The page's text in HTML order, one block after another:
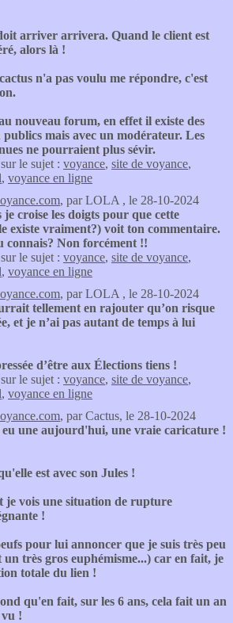
arriver arrivera. Quand le client est
alors là !
n'a pas voulu me répondre, c'est
nouveau forum, en effet il existe des
mais avec un modérateur. Les
ne pourraient plus sévir.
le sujet : voyance, site de voyance,
, voyance en ligne
, par LOLA , le 28-10-2024
je croise les doigts pour que cette
existe vraiment?) voit ton commentaire.
connais? Non forcément !!
le sujet : voyance, site de voyance,
, voyance en ligne
, par LOLA , le 28-10-2024
tellement en rajouter qu’on risque
et je n’ai pas autant de temps à lui
d’être aux Élections tiens !
le sujet : voyance, site de voyance,
, voyance en ligne
, par Cactus, le 28-10-2024
eu une aujourd'hui, une vraie caricature !
est avec son Jules !
je vois une situation de rupture
!
pour lui annoncer que je suis très peu
un très gros euphémisme...) car en fait, je
totale du lien !
qu'en fait, sur les 6 ans, cela fait un an
!